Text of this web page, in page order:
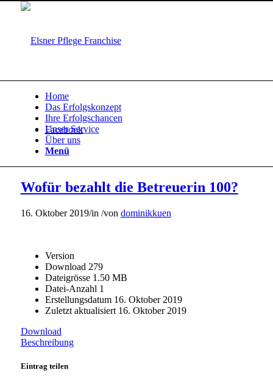
Facebook
Home
Das Erfolgskonzept
Ihre Erfolgschancen
Unser Service
Über uns
Menü
Wofür bezahlt die Betreuerin 100?
16. Oktober 2019/in /von dominikkuen
Version
Download 279
Dateigrösse 1.50 MB
Datei-Anzahl 1
Erstellungsdatum 16. Oktober 2019
Zuletzt aktualisiert 16. Oktober 2019
Download
Beschreibung
Eintrag teilen